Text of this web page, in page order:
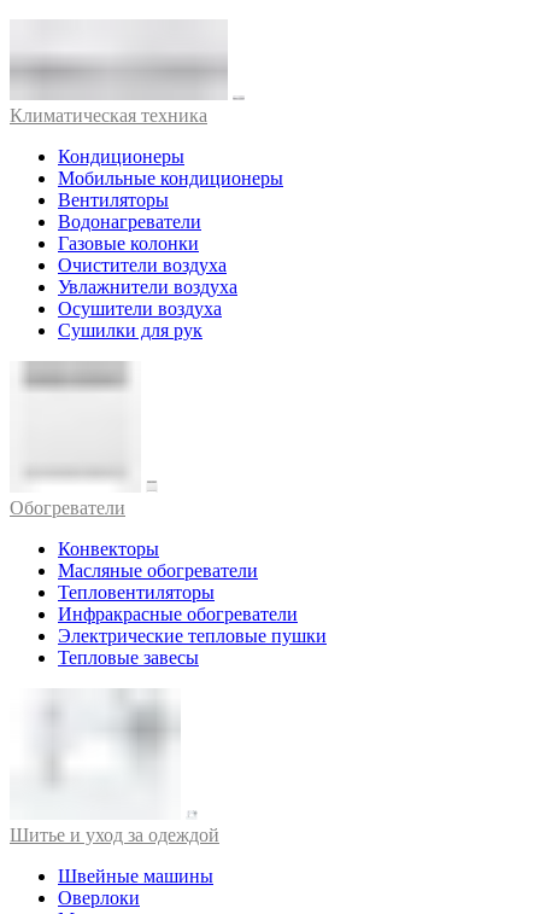
Климатическая техника
Кондиционеры
Мобильные кондиционеры
Вентиляторы
Водонагреватели
Газовые колонки
Очистители воздуха
Увлажнители воздуха
Осушители воздуха
Сушилки для рук
Обогреватели
Конвекторы
Масляные обогреватели
Тепловентиляторы
Инфракрасные обогреватели
Электрические тепловые пушки
Тепловые завесы
Шитье и уход за одеждой
Швейные машины
Оверлоки